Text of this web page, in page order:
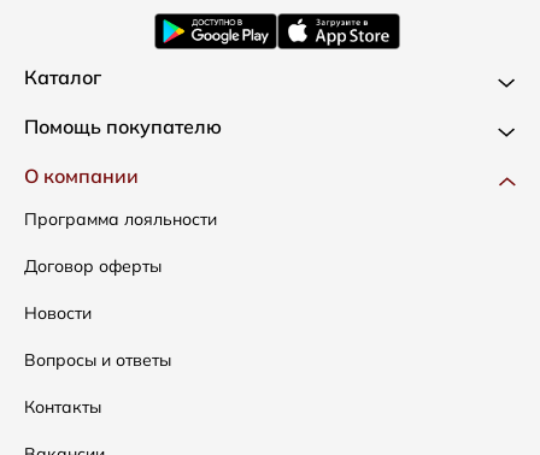
Каталог
Новинки
Одежда
Сумки
Аксессуары
Распродажа
Подарочные сертификаты
Помощь покупателю
Доставка и оплата
Как оформить заказ
Условия возвратов
Таблица размеров
Уход за одеждой
О компании
Программа лояльности
Договор оферты
Новости
Вопросы и ответы
Контакты